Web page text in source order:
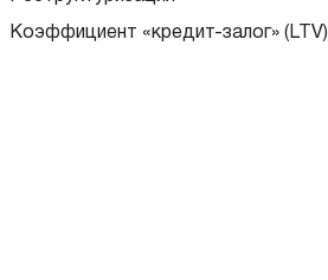
Коэффициент «кредит-залог» (LTV)